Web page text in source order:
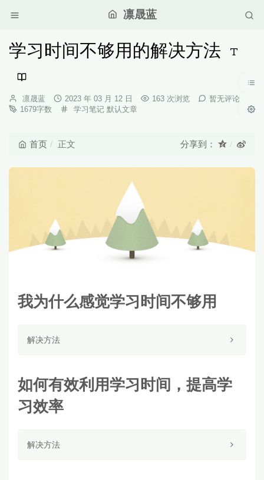
凛晟蓝
学习时间不够用的解决方法
博
主：
凛晟蓝
发
布
2023 年 03 月 12 日 163 次浏览
暂无评论
1679字数
分
学习笔记 默认文章
首页 正文 分享到：
我为什么感觉学习时间不够用
解决方法
如何有效利用学习时间，提高学
习效率
解决方法